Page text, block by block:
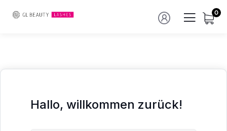
0
Hallo, willkommen zurück!